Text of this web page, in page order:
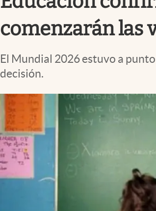
Vida y estilo
Tv
Espiritualidad
abre en nueva pestaña
comenzarán las
El Mundial 2026 estuvo a
decisión.